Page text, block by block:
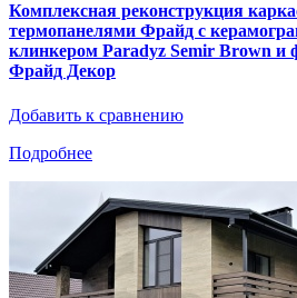
Комплексная реконструкция
термопанелями Фрайд с
клинкером Paradyz Semir Brown и
Фрайд Декор
Добавить к сравнению
Подробнее